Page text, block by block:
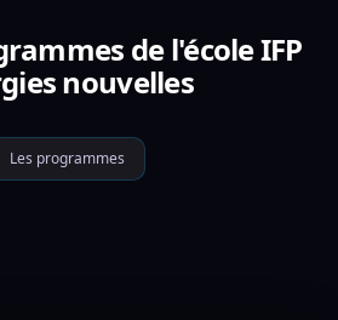
de l'école IFP
nouvelles
Les programmes